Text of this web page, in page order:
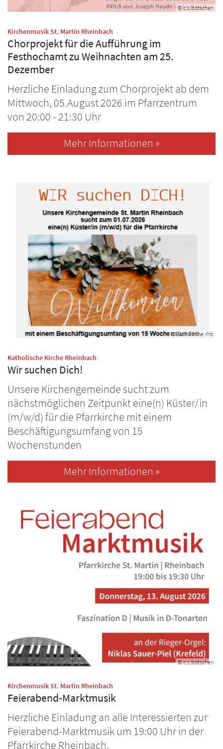
© c.s.botschen
Kirchenmusik St. Martin Rheinbach
Chorprojekt für die Aufführung im
Festhochamt zu Weihnachten am 25.
Dezember
Herzliche Einladung zum Chorprojekt ab dem
Mittwoch, 05.August 2026 im Pfarrzentrum
von 20:00 - 21:30 Uhr
Mehr Informationen »
© kath.kirche.rhb
Katholische Kirche Rheinbach
Wir suchen Dich!
Unsere Kirchengemeinde sucht zum
nächstmöglichen Zeitpunkt eine(n) Küster/in
(m/w/d) für die Pfarrkirche mit einem
Beschäftigungsumfang von 15
Wochenstunden
Mehr Informationen »
© c.s.botschen
Kirchenmusik St. Martin Rheinbach
Feierabend-Marktmusik
Herzliche Einladung an alle Interessierten zur
Feierabend-Marktmusik um 19:00 Uhr in der
Pfarrkirche Rheinbach.